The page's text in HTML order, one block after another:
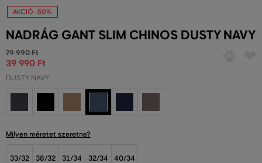
AKCIÓ -50%
NADRÁG GANT SLIM CHINOS DUSTY NAVY
79 990 Ft
39 990 Ft
DUSTY NAVY
Milyen méretet szeretne?
33/32 38/32 31/34 32/34 40/34